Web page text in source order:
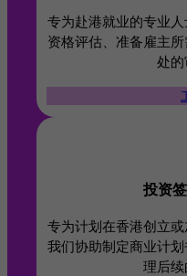
专为赴港就业的专业
资格评估、准备雇主
处的
投资
专为计划在香港创立或
我们协助制定商业计
理后续